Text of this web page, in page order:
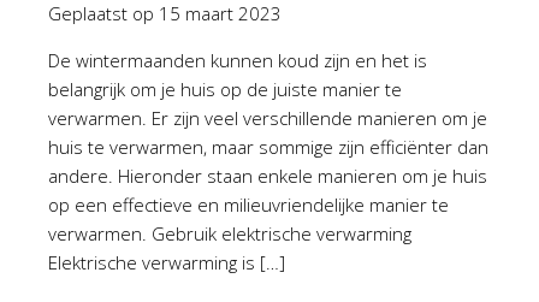
Geplaatst op 15 maart 2023
De wintermaanden kunnen koud zijn en het is
belangrijk om je huis op de juiste manier te
verwarmen. Er zijn veel verschillende manieren om je
huis te verwarmen, maar sommige zijn efficiënter dan
andere. Hieronder staan enkele manieren om je huis
op een effectieve en milieuvriendelijke manier te
verwarmen. Gebruik elektrische verwarming
Elektrische verwarming is […]